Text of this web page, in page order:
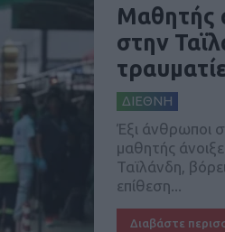
Μαθητής
στην
ΔΙΕΘΝΗ
Έξι άνθρωποι
μαθητής
Ταϊλάνδη,
επίθεση...
Διαβάστε